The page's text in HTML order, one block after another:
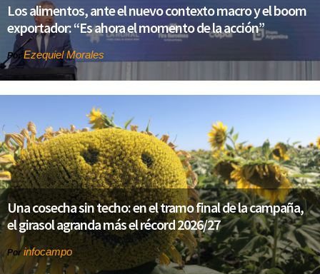
Los alimentos, ante el nuevo contexto macro y el boom
exportador: “Es ahora el momento de la acción”
Por Ezequiel Morales
Una cosecha sin techo: en el tramo final de la campaña,
el girasol agranda más el récord 2026/27
Por infocampo